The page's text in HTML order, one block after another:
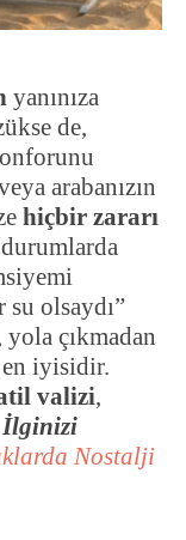
yanınıza
de,
arabanızın
hiçbir zararı
olsaydı”
çıkmadan
en iyisidir.
valizi,
İlginizi
Nostalji